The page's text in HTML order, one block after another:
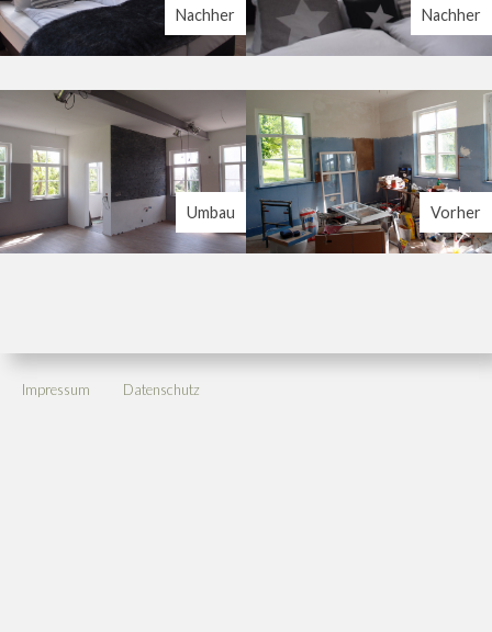
Nachher Nachher
Umbau Vorher
Impressum Datenschutz